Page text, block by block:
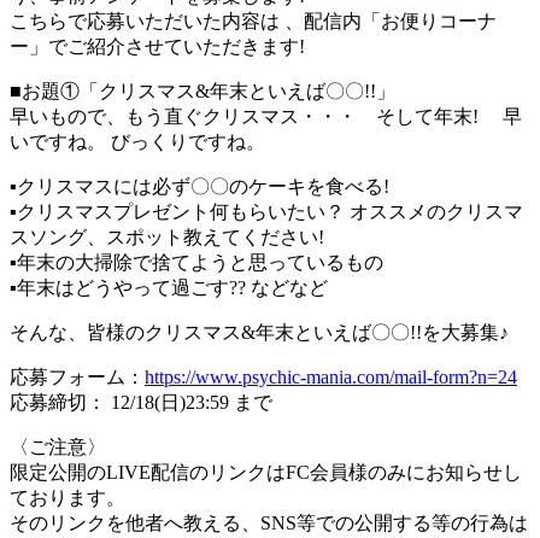
こちらで応募いただいた内容は 、配信内「お便りコーナ
ー」でご紹介させていただきます!
■お題①「クリスマス&年末といえば〇〇!!」
早いもので、もう直ぐクリスマス・・・ そして年末! 早
いですね。 びっくりですね。
▪︎クリスマスには必ず〇〇のケーキを食べる!
▪︎クリスマスプレゼント何もらいたい？ オススメのクリスマ
スソング、スポット教えてください!
▪︎年末の大掃除で捨てようと思っているもの
▪︎年末はどうやって過ごす?? などなど
そんな、皆様のクリスマス&年末といえば〇〇!!を大募集♪
応募フォーム： https://www.psychic-mania.com/mail-form?n=24
応募締切： 12/18(日)23:59 まで
〈ご注意〉
限定公開のLIVE配信のリンクはFC会員様のみにお知らせし
ております。
そのリンクを他者へ教える、SNS等での公開する等の行為は